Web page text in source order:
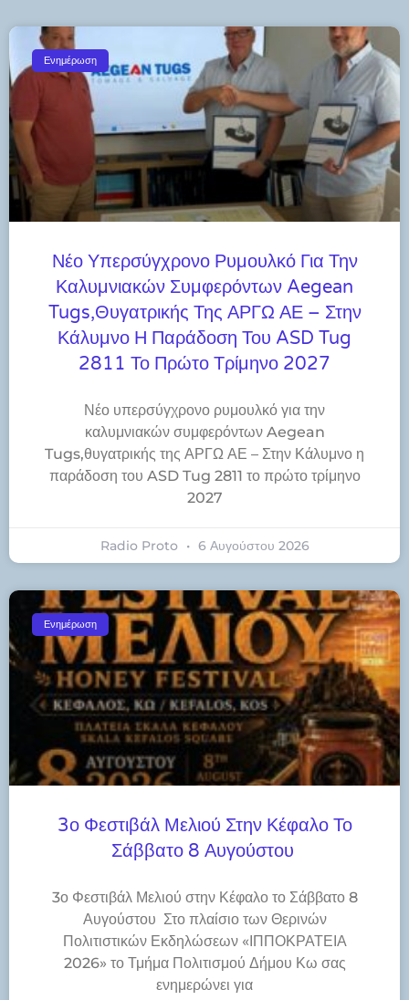
Ενημέρωση
Νέο Υπερσύγχρονο Ρυμουλκό Για Την
Καλυμνιακών Συμφερόντων Aegean
Tugs,θυγατρικής Της ΑΡΓΩ ΑΕ – Στην
Κάλυμνο Η Παράδοση Του ASD Tug
2811 Το Πρώτο Τρίμηνο 2027
Νέο υπερσύγχρονο ρυμουλκό για την
καλυμνιακών συμφερόντων Aegean
Tugs,θυγατρικής της ΑΡΓΩ ΑΕ – Στην Κάλυμνο η
παράδοση του ASD Tug 2811 το πρώτο τρίμηνο
2027
Radio Proto 6 Αυγούστου 2026
Ενημέρωση
3ο Φεστιβάλ Μελιού Στην Κέφαλο Το
Σάββατο 8 Αυγούστου
3ο Φεστιβάλ Μελιού στην Κέφαλο το Σάββατο 8
Αυγούστου Στο πλαίσιο των Θερινών
Πολιτιστικών Εκδηλώσεων «ΙΠΠΟΚΡΑΤΕΙΑ
2026» το Τμήμα Πολιτισμού Δήμου Κω σας
ενημερώνει για